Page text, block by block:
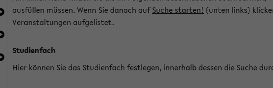
ausfüllen müssen. Wenn Sie danach aufSuche starten! (unten links)
Veranstaltungen aufgelistet.
Studienfach
Hier können Sie das Studienfach festlegen, innerhalb dessen die Suche